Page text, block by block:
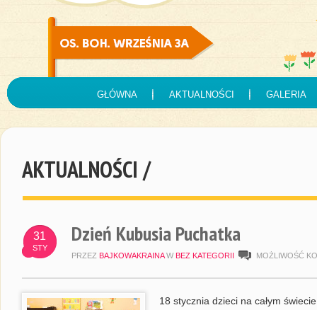
GŁÓWNA AKTUALNOŚCI GALERIA
AKTUALNOŚCI /
31
STY
Dzień Kubusia Puchatka
PRZEZ BAJKOWAKRAINA W BEZ KATEGORII MOŻLIWOŚĆ
18 stycznia dzieci na całym